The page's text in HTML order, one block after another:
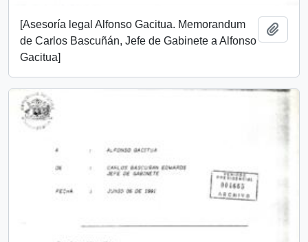
[Asesoría legal Alfonso Gacitua. Memorandum
de Carlos Bascuñán, Jefe de Gabinete a Alfonso
Gacitua]